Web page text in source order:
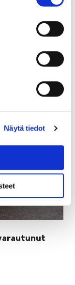
Näytä tiedot
laajennetaan.